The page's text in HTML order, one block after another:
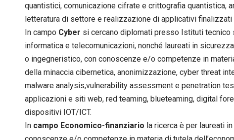
quantistici, comunicazione cifrate e crittografia quantistica,
letteratura di settore e realizzazione di applicativi finalizzati
In campo Cyber si cercano diplomati presso Istituti
informatica e telecomunicazioni, nonché laureati in
o ingegneristico, con conoscenze e/o competenze in
della minaccia cibernetica, anonimizzazione, cyber threat
malware analysis,vulnerability assessment e penetration
applicazioni e siti web, red teaming, blueteaming, digital
dispositivi IOT/ICT.
In campo Economico-finanziario la ricerca è per laureati